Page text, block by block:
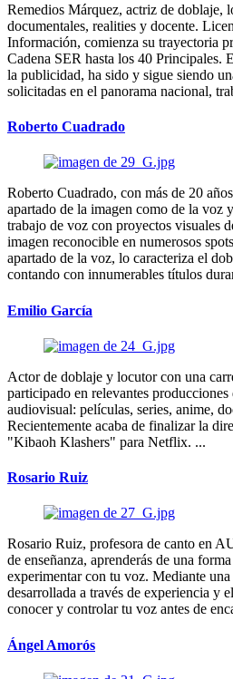
Remedios Márquez, actriz de doblaje,
documentales, realities y docente.
Información, comienza su trayectoria
Cadena SER hasta los 40 Principales.
la publicidad, ha sido y sigue siendo
solicitadas en el panorama nacional,
Roberto Cuadrado
Roberto Cuadrado, con más de 20
apartado de la imagen como de la voz
trabajo de voz con proyectos visuales
imagen reconocible en numerosos
apartado de la voz, lo caracteriza el
contando con innumerables títulos
Emilio García
Actor de doblaje y locutor con una
participado en relevantes
audiovisual: películas, series, anime,
Recientemente acaba de finalizar la
"Kibaoh Klashers" para Netflix. ...
Rosario Ruiz
Rosario Ruiz, profesora de canto en
de enseñanza, aprenderás de una
experimentar con tu voz. Mediante
desarrollada a través de experiencia y
conocer y controlar tu voz antes de
Ángel Amorós